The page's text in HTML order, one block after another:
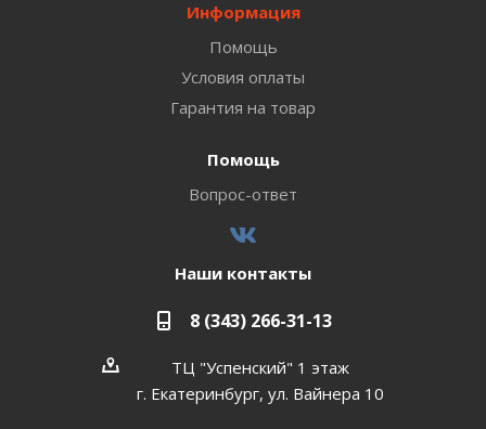
Информация
Помощь
Условия оплаты
Гарантия на товар
Помощь
Вопрос-ответ
Наши контакты
8 (343) 266-31-13
ТЦ "Успенский" 1 этаж
г. Екатеринбург, ул. Вайнера 10